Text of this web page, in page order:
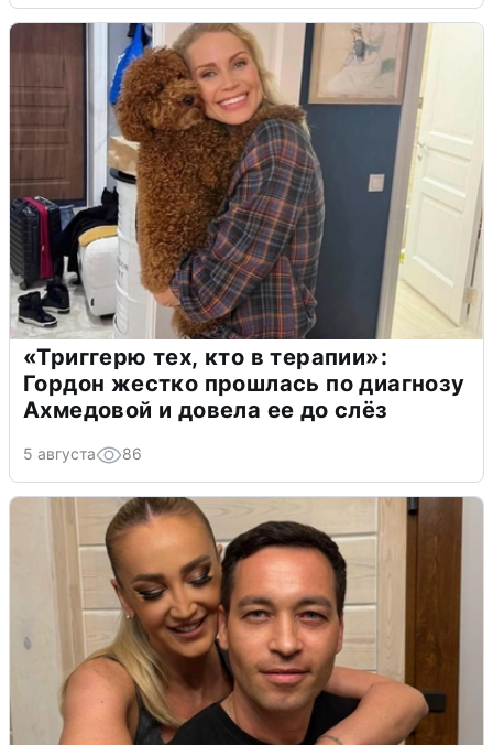
«Триггерю тех, кто в терапии»:
Гордон жестко прошлась по диагнозу
Ахмедовой и довела ее до слёз
5 августа 86